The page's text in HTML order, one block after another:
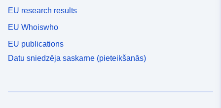
EU research results
EU Whoiswho
EU publications
Datu sniedzēja saskarne (pieteikšanās)